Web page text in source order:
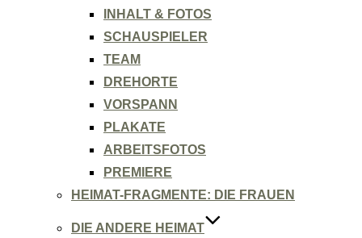
INHALT & FOTOS
SCHAUSPIELER
TEAM
DREHORTE
VORSPANN
PLAKATE
ARBEITSFOTOS
PREMIERE
HEIMAT-FRAGMENTE: DIE FRAUEN
DIE ANDERE HEIMAT